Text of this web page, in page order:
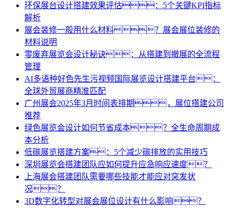
环保展台设计搭建效果评估：5个关键KPI指标
解析
展会装修一般用什么材料？展会展位装修的
材料说明
零废弃展览会设计秘诀：从搭建到撤展的全流程
管理
AI多语种好色先生污视频国际展览设计搭建平台：
全球外贸展商精准匹配
广州展会2025年3月时间表排期，展位搭建公司
推荐
绿色展览会设计如何节省成本？全生命周期成
本分析
低碳展览搭建方案：5个减少碳排放的实用技巧
深圳展览会搭建团队应如何提升应急响应速度？
上海展会搭建团队需要哪些技能才能应对突发状
况？
3D数字化转型对展会展位设计有什么影响？